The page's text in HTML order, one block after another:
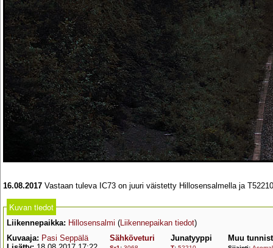
16.08.2017 Vastaan tuleva IC73 on juuri väistetty Hillosensalmella ja
Kuvan tiedot
Liikennepaikka: Hillosensalmi (Liikennepaikan tiedot)
Kuvaaja: Pasi Seppälä
Sähköveturi Junatyyppi Muu